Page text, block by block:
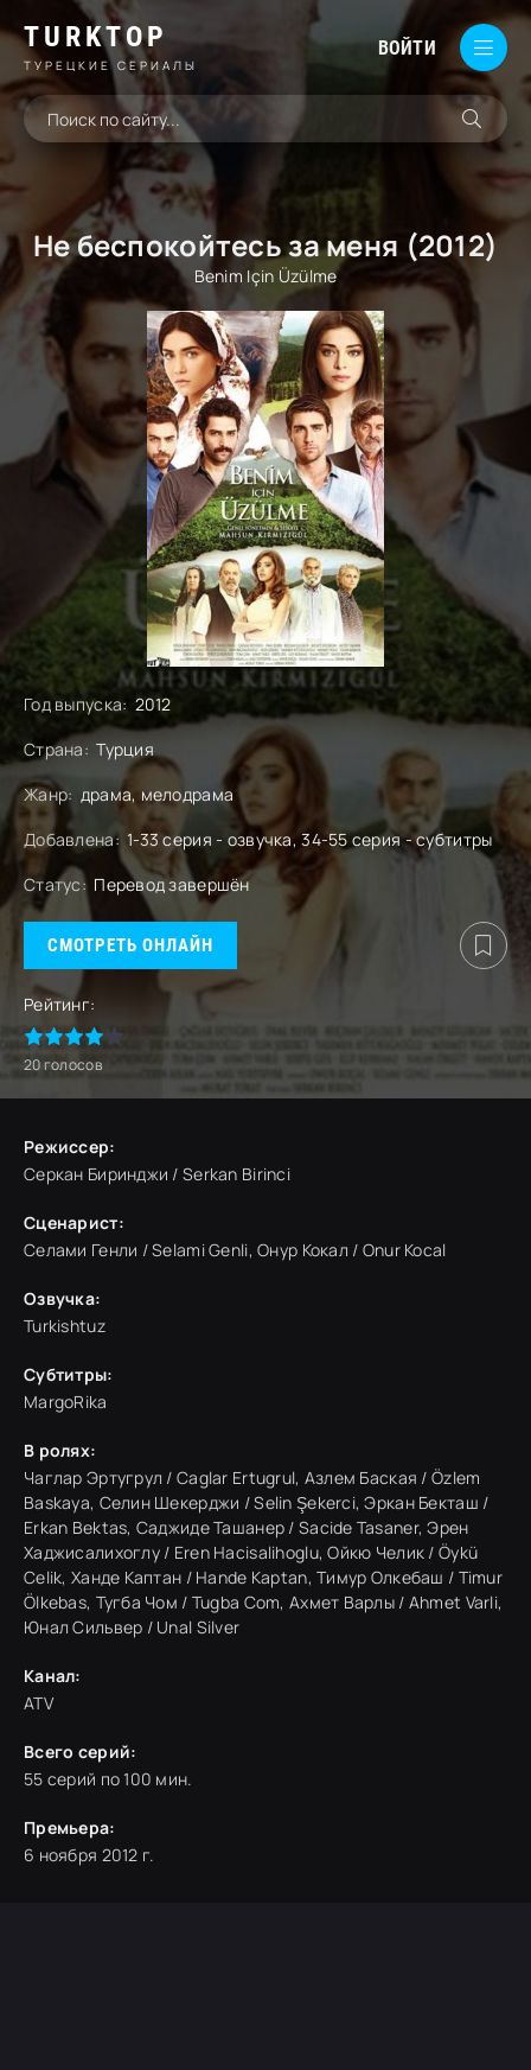
TURKTOP
ТУРЕЦКИЕ СЕРИАЛЫ
ВОЙТИ
Не беспокойтесь за меня (2012)
Benim Için Üzülme
Год выпуска: 2012
Страна: Турция
Жанр: драма, мелодрама
Добавлена: 1-33 серия - озвучка, 34-55 серия - субтитры
Статус: Перевод завершён
СМОТРЕТЬ ОНЛАЙН
Рейтинг:
20голосов
Режиссер:
Серкан Биринджи / Serkan Birinci
Сценарист:
Селами Генли / Selami Genli, Онур Кокал / Onur Kocal
Озвучка:
Turkishtuz
Субтитры:
MargoRika
В ролях:
Чаглар Эртугрул / Caglar Ertugrul, Азлем Баская / Özlem
Baskaya, Селин Шекерджи / Selin Şekerci, Эркан Бекташ /
Erkan Bektas, Саджиде Ташанер / Sacide Tasaner, Эрен
Хаджисалихоглу / Eren Hacisalihoglu, Ойкю Челик / Öykü
Celik, Ханде Каптан / Hande Kaptan, Тимур Олкебаш / Timur
Ölkebas, Тугба Чом / Tugba Com, Ахмет Варлы / Ahmet Varli,
Юнал Сильвер / Unal Silver
Канал:
ATV
Всего серий:
55 серий по 100 мин.
Премьера:
6 ноября 2012 г.